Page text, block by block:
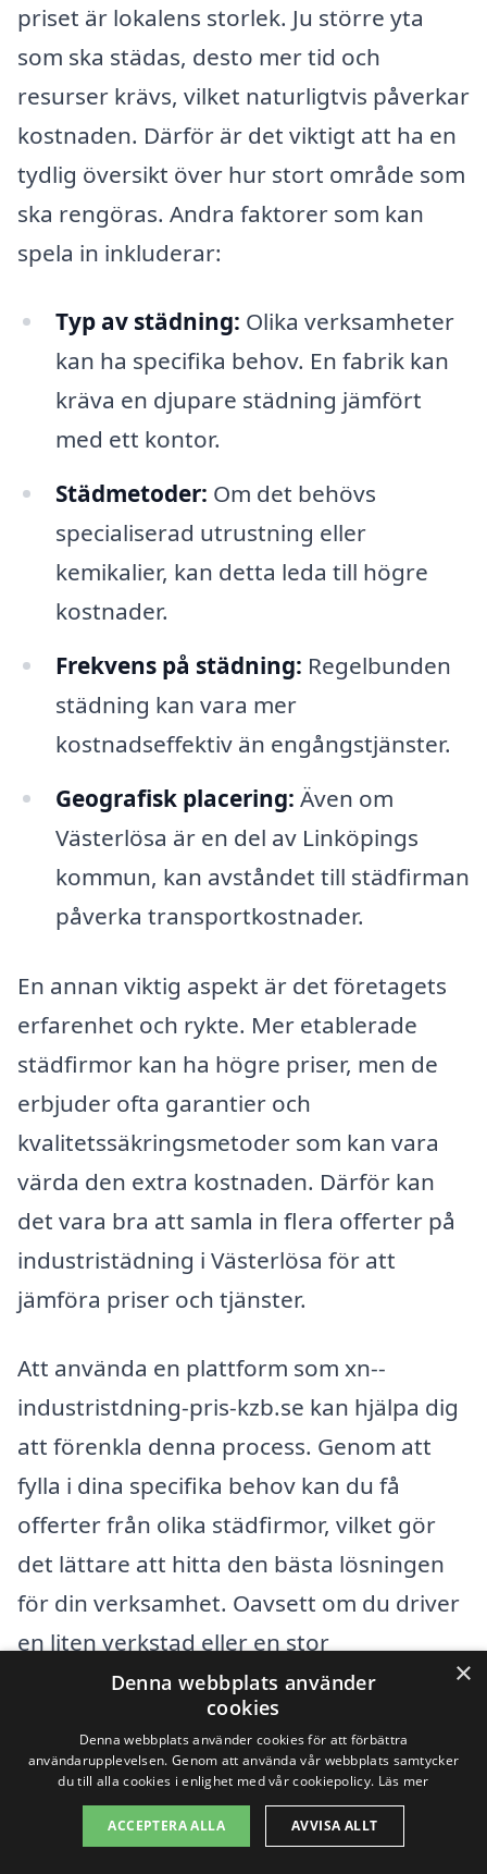
priset är lokalens storlek. Ju större yta
som ska städas, desto mer tid och
resurser krävs, vilket naturligtvis påverkar
kostnaden. Därför är det viktigt att ha en
tydlig översikt över hur stort område som
ska rengöras. Andra faktorer som kan
spela in inkluderar:
Typ av städning: Olika verksamheter
kan ha specifika behov. En fabrik kan
kräva en djupare städning jämfört
med ett kontor.
Städmetoder: Om det behövs
specialiserad utrustning eller
kemikalier, kan detta leda till högre
kostnader.
Frekvens på städning: Regelbunden
städning kan vara mer
kostnadseffektiv än engångstjänster.
Geografisk placering: Även om
Västerlösa är en del av Linköpings
kommun, kan avståndet till städfirman
påverka transportkostnader.
En annan viktig aspekt är det företagets
erfarenhet och rykte. Mer etablerade
städfirmor kan ha högre priser, men de
erbjuder ofta garantier och
kvalitetssäkringsmetoder som kan vara
värda den extra kostnaden. Därför kan
det vara bra att samla in flera offerter på
industristädning i Västerlösa för att
jämföra priser och tjänster.
Att använda en plattform som xn--
industristdning-pris-kzb.se kan hjälpa dig
att förenkla denna process. Genom att
fylla i dina specifika behov kan du få
offerter från olika städfirmor, vilket gör
det lättare att hitta den bästa lösningen
för din verksamhet. Oavsett om du driver
en liten verkstad eller en stor
industrilokal, så är det viktigt att investera
i ordentlig städning för att hålla en säker
och hygienisk arbetsmiljö.
Få 3 erbjudanden, gratis och utan
×
Denna webbplats använder
cookies
Denna webbplats använder cookies för att förbättra
användarupplevelsen. Genom att använda vår webbplats samtycker
du till alla cookies i enlighet med vår cookiepolicy. Läs mer
ACCEPTERA ALLA AVVISA ALLT